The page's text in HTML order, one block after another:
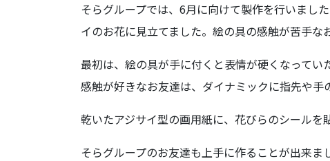
そらグループでは、6月に向けて製作を行いまし
イのお花に見立てました。絵の具の感触が苦手な
最初は、絵の具が手に付くと表情が硬くなって
感触が好きなお友達は、ダイナミックに指先や
乾いたアジサイ型の画用紙に、花びらのシールを
そらグループのお友達も上手に作ることが出来ま